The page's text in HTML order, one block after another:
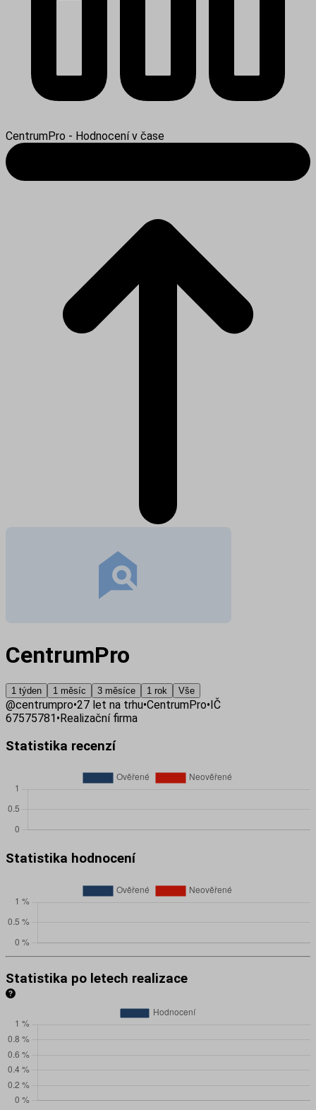
CentrumPro - Hodnocení v čase
CentrumPro
1 týden 1 měsíc 3 měsíce 1 rok Vše
@centrumpro•27 let na trhu•CentrumPro•IČ
67575781•Realizační firma
Statistika recenzí
Statistika hodnocení
Statistika po letech realizace